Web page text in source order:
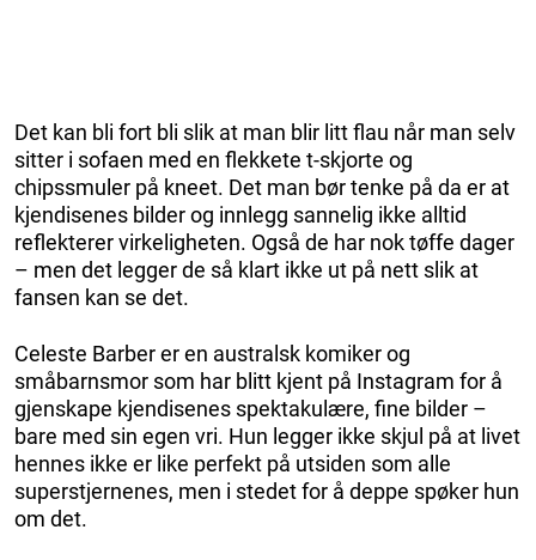
Det kan bli fort bli slik at man blir litt flau når man selv
sitter i sofaen med en flekkete t-skjorte og
chipssmuler på kneet. Det man bør tenke på da er at
kjendisenes bilder og innlegg sannelig ikke alltid
reflekterer virkeligheten. Også de har nok tøffe dager
– men det legger de så klart ikke ut på nett slik at
fansen kan se det.
Celeste Barber er en australsk komiker og
småbarnsmor som har blitt kjent på Instagram for å
gjenskape kjendisenes spektakulære, fine bilder –
bare med sin egen vri. Hun legger ikke skjul på at livet
hennes ikke er like perfekt på utsiden som alle
superstjernenes, men i stedet for å deppe spøker hun
om det.